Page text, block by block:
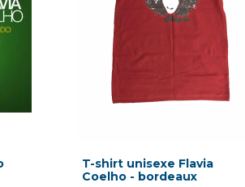
T-shirt unisexe Flavia
Coelho - bordeaux